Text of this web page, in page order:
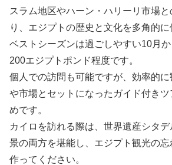
スラム地区やハーン・ハリーリ市場
り、エジプトの歴史と文化を多角的に
ベストシーズンは過ごしやすい10月
200エジプトポンド程度です。
個人での訪問も可能ですが、効率的
や市場とセットになったガイド付き
めです。
カイロを訪れる際は、世界遺産シタ
景の両方を堪能し、エジプト観光の
作ってください。